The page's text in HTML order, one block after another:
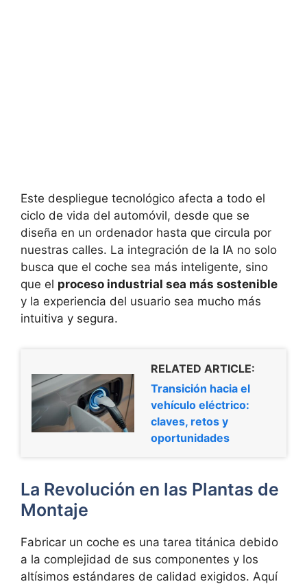
Este despliegue tecnológico afecta a todo el
ciclo de vida del automóvil, desde que se
diseña en un ordenador hasta que circula por
nuestras calles. La integración de la IA no solo
busca que el coche sea más inteligente, sino
que el proceso industrial sea más sostenible
y la experiencia del usuario sea mucho más
intuitiva y segura.
RELATED ARTICLE:
Transición hacia el
vehículo eléctrico:
claves, retos y
oportunidades
La Revolución en las Plantas de
Montaje
Fabricar un coche es una tarea titánica debido
a la complejidad de sus componentes y los
altísimos estándares de calidad exigidos. Aquí